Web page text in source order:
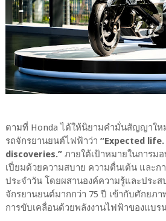
ตามที่ Honda ได้ให้นิยามคำมั่นสัญญาใ
รถจักรยานยนต์ไฟฟ้าว่า “Expected
discoveries.”ภายใต้เป้าหมายในการม
เปี่ยมด้วยความสบาย ความตื่นเต้น และก
ประจำวัน โดยผสานองค์ความรู้และประ
จักรยานยนต์มากกว่า 75 ปี เข้ากับศักยภา
การขับเคลื่อนด้วยพลังงานไฟฟ้าของแบร